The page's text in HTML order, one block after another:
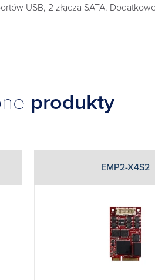
USB, 2 złącza SATA.
produkty
EMP2-X4S2